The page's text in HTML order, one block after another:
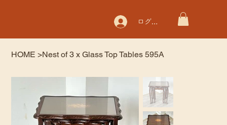
ログイン
HOME >Nest of 3 x Glass Top Tables 595A